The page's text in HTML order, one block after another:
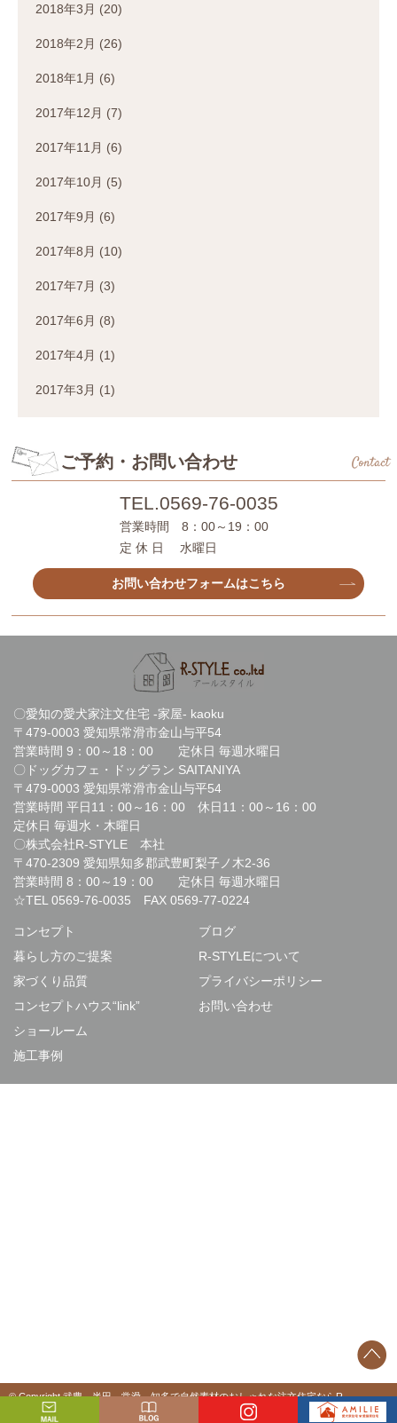
2018年3月 (20)
2018年2月 (26)
2018年1月 (6)
2017年12月 (7)
2017年11月 (6)
2017年10月 (5)
2017年9月 (6)
2017年8月 (10)
2017年7月 (3)
2017年6月 (8)
2017年4月 (1)
2017年3月 (1)
ご予約・お問い合わせ Contact
TEL.0569-76-0035
営業時間 8：00～19：00
定 休 日 水曜日
お問い合わせフォームはこちら
〇愛知の愛犬家注文住宅 -家屋- kaoku
〒479-0003 愛知県常滑市金山与平54
営業時間 9：00～18：00 定休日 毎週水曜日
〇ドッグカフェ・ドッグラン SAITANIYA
〒479-0003 愛知県常滑市金山与平54
営業時間 平日11：00～16：00 休日11：00～16：00
定休日 毎週水・木曜日
〇株式会社R-STYLE 本社
〒470-2309 愛知県知多郡武豊町梨子ノ木2-36
営業時間 8：00～19：00 定休日 毎週水曜日
☆TEL 0569-76-0035 FAX 0569-77-0224
コンセプト
暮らし方のご提案
家づくり品質
コンセプトハウス“link”
ショールーム
施工事例
ブログ
R-STYLEについて
プライバシーポリシー
お問い合わせ
© Copyright 武豊、半田、常滑、知多で自然素材のおしゃれな注文住宅ならR-
STYLE（アールスタイル）. All rights reserved.